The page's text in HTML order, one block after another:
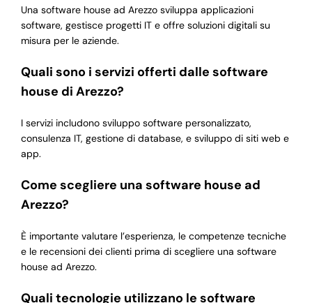
Una software house ad Arezzo sviluppa applicazioni
software, gestisce progetti IT e offre soluzioni digitali su
misura per le aziende.
Quali sono i servizi offerti dalle software
house di Arezzo?
I servizi includono sviluppo software personalizzato,
consulenza IT, gestione di database, e sviluppo di siti web e
app.
Come scegliere una software house ad
Arezzo?
È importante valutare l’esperienza, le competenze tecniche
e le recensioni dei clienti prima di scegliere una software
house ad Arezzo.
Quali tecnologie utilizzano le software